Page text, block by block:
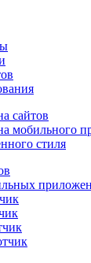
сайтов
мобильного
стиля